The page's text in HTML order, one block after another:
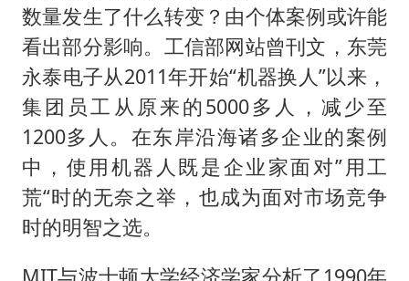
数量发生了什么转变？由个体案例或许能
看出部分影响。工信部网站曾刊文，东莞
永泰电子从2011年开始“机器换人”以来，
集团员工从原来的5000多人，减少至
1200多人。在东岸沿海诸多企业的案例
中，使用机器人既是企业家面对”用工
荒“时的无奈之举，也成为面对市场竞争
时的明智之选。